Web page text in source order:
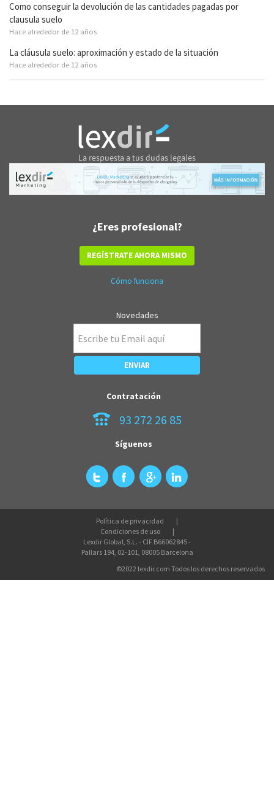
Como conseguir la devolución de las cantidades pagadas por
clausula suelo
Hace alrededor de 12 años
La cláusula suelo: aproximación y estado de la situación
Hace alrededor de 12 años
¿Eres profesional?
REGÍSTRATE AHORA MISMO
Cómo funciona
Novedades
Contratación
93 272 26 85
Síguenos
Política de privacidad
Condiciones de uso
Lexdir Global, S.L. - CIF B66062845 -
Pallars 194, 02-101, 08005 Barcelona
©2022 lexdir.com Todos los derechos reservados